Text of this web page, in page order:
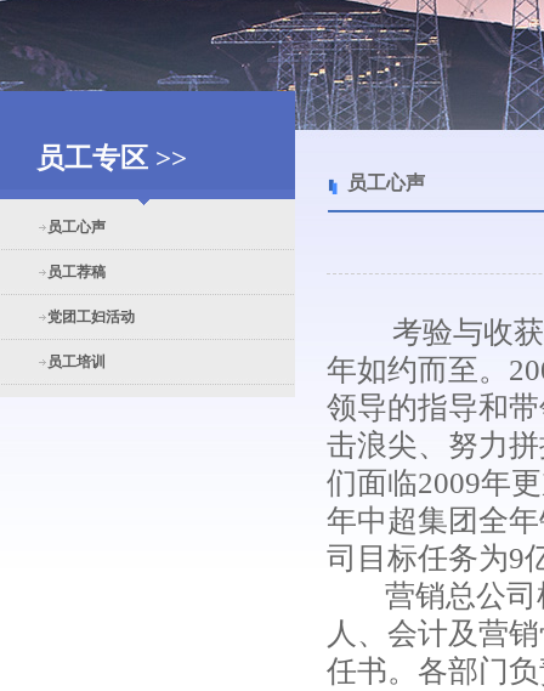
员工专区 >>
员工心声
员工荐稿
党团工妇活动
员工培训
员工心声
考验与收获
年如约而至。
领导的指导和
击浪尖、努力
们面临2009年
年中超集团全
司目标任务为9
营销总公司
人、会计及营
任书。各部门